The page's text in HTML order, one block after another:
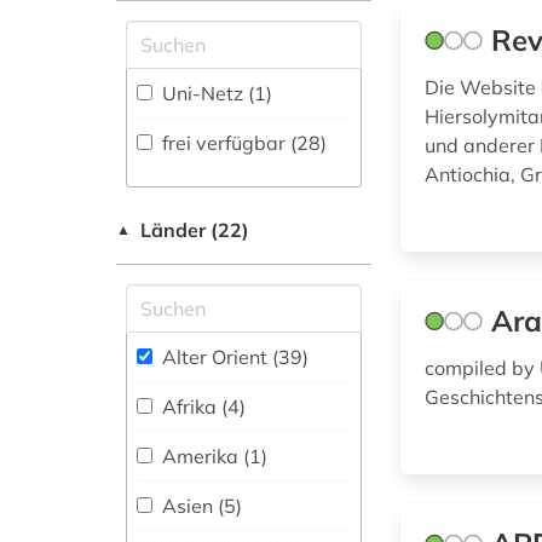
Militärwissenschaft
(0)
Musikwissenschaft
(1)
Umweltschutz (0)
Politologie (2)
Psychologie (0)
Rechtswissenschaft
forschung (1)
geisteswissenschaften
geschichte (3)
geschichte 3350
griechenland (1)
griechisch (1)
handschrift (1)
handschriften (1)
Zugriff vor Ort
Uni-Netz (1)
frei verfügbar (28)
▲ Länder (22)
Alter Orient (39)
Afrika (4)
Amerika (1)
Asien (5)
Die Website
und anderer
Antiochia,
compiled by